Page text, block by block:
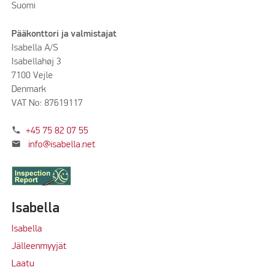
Suomi
Pääkonttori ja valmistajat
Isabella A/S
Isabellahøj 3
7100 Vejle
Denmark
VAT No: 87619117
phone +45 75 82 07 55
mail info@isabella.net
Isabella
Isabella
Jälleenmyyjät
Laatu